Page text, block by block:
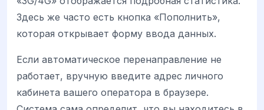
Здесь же часто есть кнопка «Пополнить»,
которая открывает форму ввода данных.
Если автоматическое перенаправление не
работает, вручную введите адрес личного
кабинета вашего оператора в браузере.